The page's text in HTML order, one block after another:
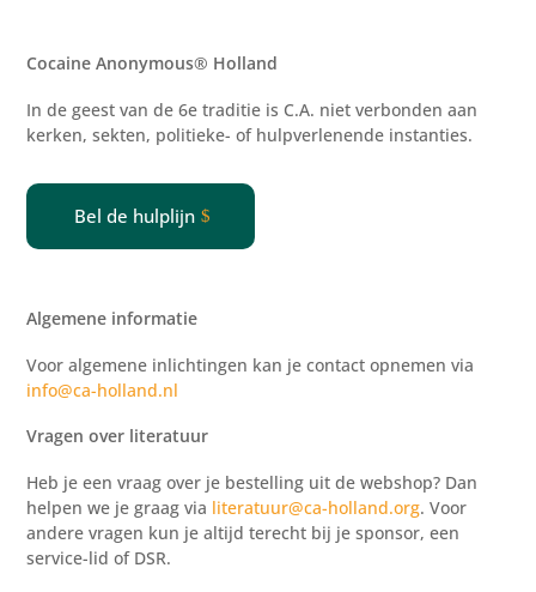
Cocaine Anonymous® Holland
In de geest van de 6e traditie is C.A. niet verbonden aan
kerken, sekten, politieke- of hulpverlenende instanties.
Bel de hulplijn
Algemene informatie
Voor algemene inlichtingen kan je contact opnemen via
info@ca-holland.nl
Vragen over literatuur
Heb je een vraag over je bestelling uit de webshop? Dan
helpen we je graag via literatuur@ca-holland.org. Voor
andere vragen kun je altijd terecht bij je sponsor, een
service-lid of DSR.